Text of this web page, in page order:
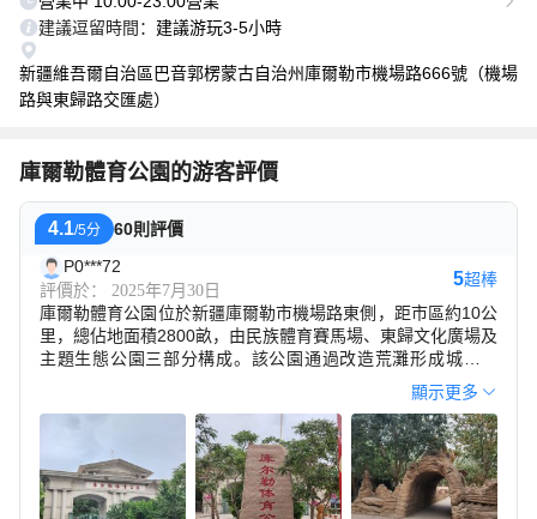
建議逗留時間： 建議游玩3-5小時
新疆維吾爾自治區巴音郭楞蒙古自治州庫爾勒市機場路666號（機場
路與東歸路交匯處）
庫爾勒體育公園的游客評價
4.1/5分
60則評價
P0***72
評價於： 2025年7月30日
5超棒
庫爾勒體育公園位於新疆庫爾勒市機場路東側，距市區約10公
里，總佔地面積2800畝，由民族體育賽馬場、東歸文化廣場及
主題生態公園三部分構成。該公園通過改造荒灘形成城市綠
肺，包含200畝花海區、600畝綠草地及三大湖區景觀園內設
置多樣化的休閑娛樂設施，包含彩虹滑道、摩天輪等陸地遊樂
項目，以及配備造浪池的水上樂園
顯示更多